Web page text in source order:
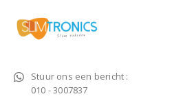
Stuur ons een bericht :
010 - 3007837